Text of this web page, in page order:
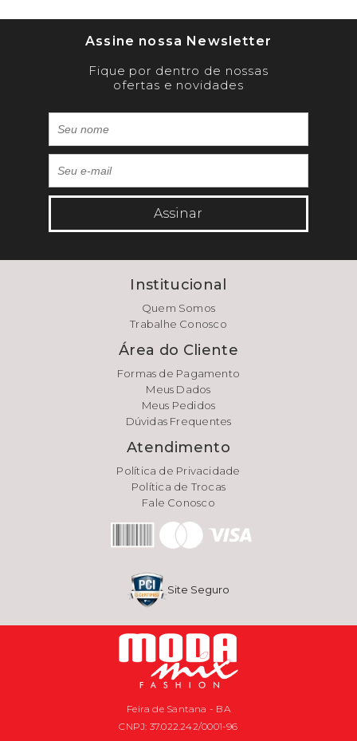
Assine nossa Newsletter
Fique por dentro de nossas
ofertas e novidades
Assinar
Institucional
Quem Somos
Trabalhe Conosco
Área do Cliente
Formas de Pagamento
Meus Dados
Meus Pedidos
Dúvidas Frequentes
Atendimento
Política de Privacidade
Política de Trocas
Fale Conosco
Site Seguro
Feira de Santana - BA
CNPJ: 37.022.242/0001-96